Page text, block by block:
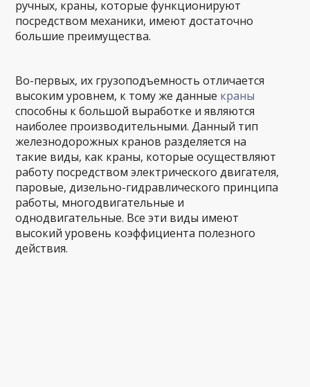
ручных, краны, которые функционируют
посредством механики, имеют достаточно
большие преимущества.
Во-первых, их грузоподъемность отличается
высоким уровнем, к тому же данные краны
способны к большой выработке и являются
наиболее производительными. Данный тип
железнодорожных кранов разделяется на
такие виды, как краны, которые осуществляют
работу посредством электрического двигателя,
паровые, дизельно-гидравлического принципа
работы, многодвигательные и
однодвигательные. Все эти виды имеют
высокий уровень коэффициента полезного
действия.